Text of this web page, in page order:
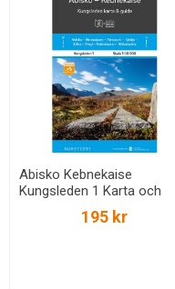
Abisko Kebnekaise
Kungsleden 1 Karta och
guide : Outdoorkartan skala
195 kr